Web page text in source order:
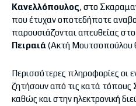
Κανελλόπουλος, στο
που έτυχαν οποτεδήποτε
παρουσιάζονται απευθείας στο
Πειραιά(Ακτή Μουτσοπούλου
Περισσότερες πληροφορίες οι
ζητήσουν από τις κατά τόπους
καθώς και στην ηλεκτρονική